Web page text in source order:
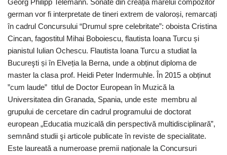
german vor fi interpretate de tineri extrem de valoroși, remarcați
în cadrul Concursului “Drumul spre celebritate”: oboista Cristina
Cincan, fagostitul Mihai Boboiescu, flautista Ioana Turcu și
pianistul Iulian Ochescu. Flautista Ioana Turcu a studiat la
Bucureşti și în Elveția la Berna, unde a obținut diploma de
master la clasa prof. Heidi Peter Indermuhle. În 2015 a obținut
”cum laude” titlul de Doctor European în Muzică la
Universitatea din Granada, Spania, unde este membru al
grupului de cercetare din cadrul programului de doctorat
european „Educatia muzicală din perspectivă multidisciplinară”,
semnând studii şi articole publicate în reviste de specialitate.
Este laureată a numeroase premii naționale la Concursuri